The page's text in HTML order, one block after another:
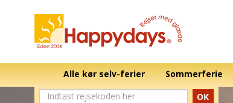
Alle kør selv-ferier Sommerferie
OK